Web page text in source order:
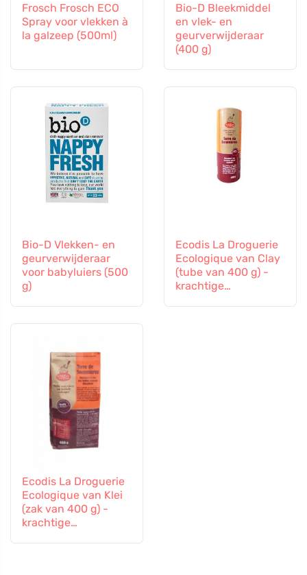
Frosch Frosch ECO
Spray voor vlekken à
la galzeep (500ml)
Bio-D Bleekmiddel
en vlek- en
geurverwijderaar
(400 g)
Bio-D Vlekken- en
geurverwijderaar
voor babyluiers (500
g)
Ecodis La Droguerie
Ecologique van Clay
(tube van 400 g) -
krachtige
Ecodis La Droguerie
Ecologique van Klei
(zak van 400 g) -
krachtige